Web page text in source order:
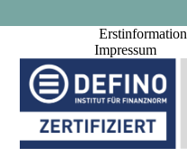
Erstinformation
Impressum